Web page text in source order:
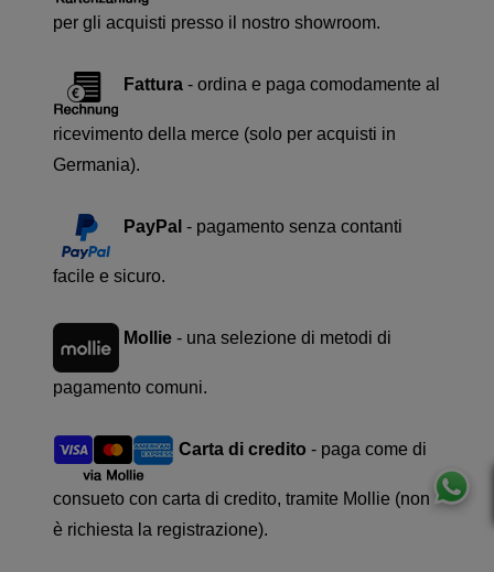
per gli acquisti presso il nostro showroom.
Fattura - ordina e paga comodamente al
ricevimento della merce (solo per acquisti in
Germania).
PayPal - pagamento senza contanti
facile e sicuro.
Mollie - una selezione di metodi di
pagamento comuni.
Carta di credito - paga come di
consueto con carta di credito, tramite Mollie (non
è richiesta la registrazione).